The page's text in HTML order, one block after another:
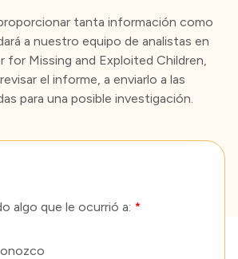
tanta información como
a nuestro equipo de analistas en
for Missing and Exploited Children,
el informe, a enviarlo a las
para una posible investigación.
algo que le ocurrió a: